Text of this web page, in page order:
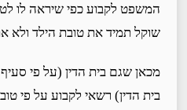
המשפט לקבוע כפי שיראה לו
שוקל תמיד את טובת הילד ולא
בית הדין) רשאי לקבוע על פי